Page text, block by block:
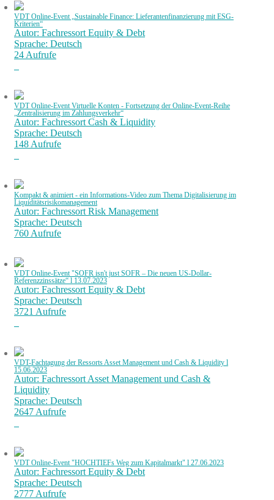
VDT Online-Event „Sustainable Finance: Lieferantenfinanzierung mit ESG-
Kriterien“
Autor: Fachressort Equity & Debt
Sprache: Deutsch
24 Aufrufe
VDT Online-Event Virtuelle Konten - Fortsetzung der Online-Event-Reihe
„Zentralisierung im Zahlungsverkehr“
Autor: Fachressort Cash & Liquidity
Sprache: Deutsch
148 Aufrufe
Kompakt & animiert - ein Informations-Video zum Thema Digitalisierung im
Liquiditätsrisikomanagement
Autor: Fachressort Risk Management
Sprache: Deutsch
760 Aufrufe
VDT Online-Event "SOFR isn't just SOFR – Die neuen US-Dollar-
Referenzzinssätze“ l 13.07.2023
Autor: Fachressort Equity & Debt
Sprache: Deutsch
3721 Aufrufe
VDT-Fachtagung der Ressorts Asset Management und Cash & Liquidity l
15.06.2023
Autor: Fachressort Asset Management und Cash &
Liquidity
Sprache: Deutsch
2647 Aufrufe
VDT Online-Event "HOCHTIEFs Weg zum Kapitalmarkt" l 27.06.2023
Autor: Fachressort Equity & Debt
Sprache: Deutsch
2777 Aufrufe